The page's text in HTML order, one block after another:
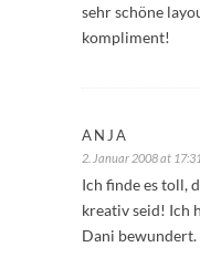
sehr schöne
kompliment!
ANJA
2. Januar 2008 at 17:31
Ich finde es toll,
kreativ seid! Ich
Dani